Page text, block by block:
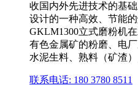
收国内外先进技术的基
设计的一种高效、节能
GKLM1300立式磨粉机
有色金属矿的粉磨、电
水泥生料、熟料（矿渣
联系电话: 180 3780 8511